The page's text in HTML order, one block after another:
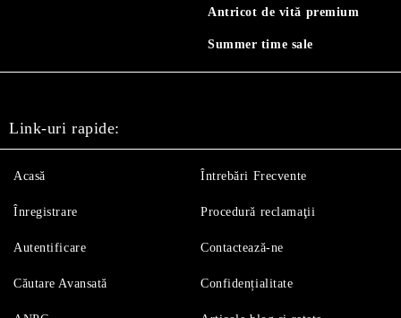
Antricot de vită premium
Summer time sale
Link-uri rapide:
Acasă
Înregistrare
Autentificare
Căutare Avansată
Întrebări Frecvente
Procedură reclamaţii
Contactează-ne
Confidențialitate